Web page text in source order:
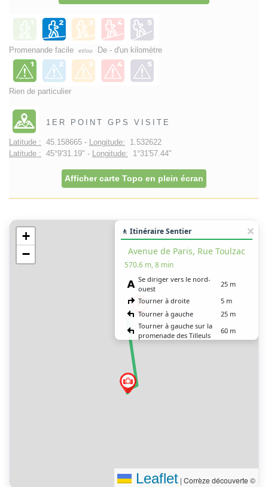
Promenande facile et/ou De - d'un kilomètre
Rien de particulier
1ER POINT GPS VISITE
Latitude : 45.158665 - Longitude: 1.532622
Latitude : 45°9'31.19" - Longitude: 1°31'57.44"
Afficher carte Topo en plein écran
+
−
🚶 Itinéraire Sentier
Avenue de Paris, Rue Toulzac
570.6 m, 8 min
Se diriger vers le nord-
ouest
25 m
Tourner à droite
5 m
Tourner à gauche
25 m
Tourner à gauche sur la
promenade des Tilleuls
60 m
Toulzac
Leaflet | Corrèze découverte ©